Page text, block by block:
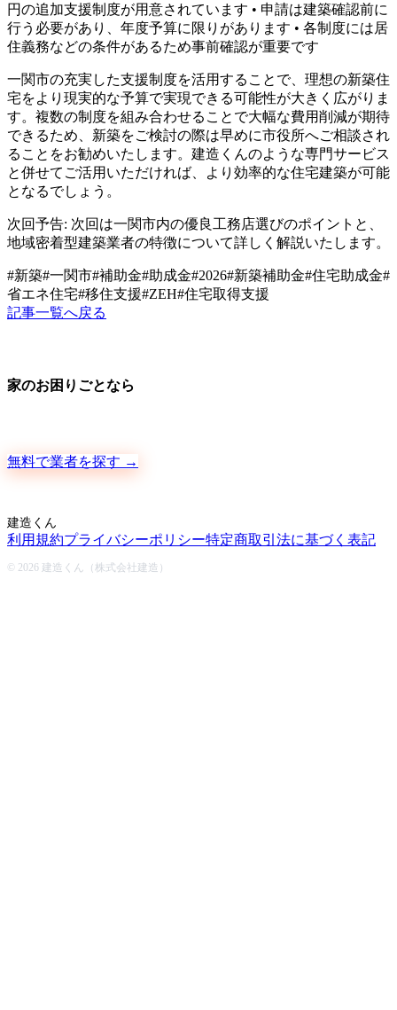
円の追加支援制度が用意されています • 申請は建築確認前に
行う必要があり、年度予算に限りがあります • 各制度には居
住義務などの条件があるため事前確認が重要です
一関市の充実した支援制度を活用することで、理想の新築住
宅をより現実的な予算で実現できる可能性が大きく広がりま
す。複数の制度を組み合わせることで大幅な費用削減が期待
できるため、新築をご検討の際は早めに市役所へご相談され
ることをお勧めいたします。建造くんのような専門サービス
と併せてご活用いただければ、より効率的な住宅建築が可能
となるでしょう。
次回予告: 次回は一関市内の優良工務店選びのポイントと、
地域密着型建築業者の特徴について詳しく解説いたします。
#新築#一関市#補助金#助成金#2026#新築補助金#住宅助成金#
省エネ住宅#移住支援#ZEH#住宅取得支援
記事一覧へ戻る
家のお困りごとなら
無料で業者を探す →
建造くん
利用規約プライバシーポリシー特定商取引法に基づく表記
© 2026 建造くん（株式会社建造）